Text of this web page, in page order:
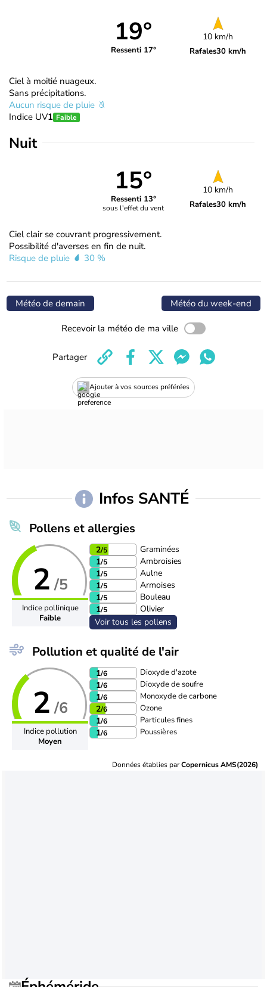
19°
Ressenti 17°
10 km/h
Rafales30 km/h
Ciel à moitié nuageux.
Sans précipitations.
Aucun risque de pluie
Indice UV1 Faible
Nuit
15°
Ressenti 13°
sous l'effet du vent
10 km/h
Rafales30 km/h
Ciel clair se couvrant progressivement.
Possibilité d'averses en fin de nuit.
Risque de pluie
30 %
Météo de demain Météo du week-end
Recevoir la météo de ma ville
Ajouter à vos sources préférées
Partager
Infos SANTÉ
Pollens et allergies
2 /5
Indice pollinique
Faible
2/5
Graminées
1/5
Ambroisies
1/5
Aulne
1/5
Armoises
1/5
Bouleau
1/5
Olivier
Voir tous les pollens
Pollution et qualité de l'air
2 /6
Indice pollution
Moyen
1/6 Dioxyde d'azote
1/6 Dioxyde de soufre
1/6 Monoxyde de carbone
2/6 Ozone
1/6 Particules fines
1/6 Poussières
Données établies parCopernicus AMS(2026)